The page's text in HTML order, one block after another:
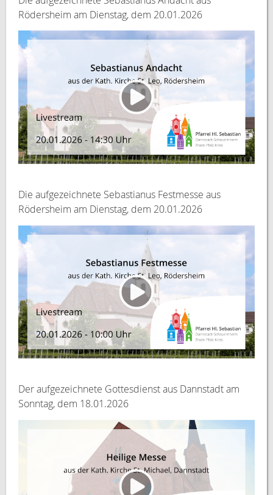
Rödersheim am Dienstag, dem 20.01.2026
Die aufgezeichnete Sebastianus Festmesse aus
Rödersheim am Dienstag, dem 20.01.2026
Der aufgezeichnete Gottesdienst aus Dannstadt am
Sonntag, dem 18.01.2026